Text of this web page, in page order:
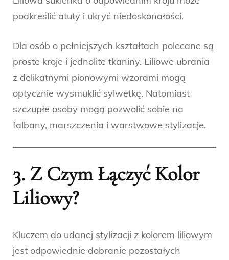
podkreślić atuty i ukryć niedoskonałości.
Dla osób o pełniejszych kształtach polecane są
proste kroje i jednolite tkaniny. Liliowe ubrania
z delikatnymi pionowymi wzorami mogą
optycznie wysmuklić sylwetkę. Natomiast
szczupłe osoby mogą pozwolić sobie na
falbany, marszczenia i warstwowe stylizacje.
3. Z Czym Łączyć Kolor
Liliowy?
Kluczem do udanej stylizacji z kolorem liliowym
jest odpowiednie dobranie pozostałych